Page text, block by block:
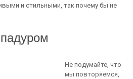
и стильными, так почему бы не
Не подумайте, что
мы повторяемся,